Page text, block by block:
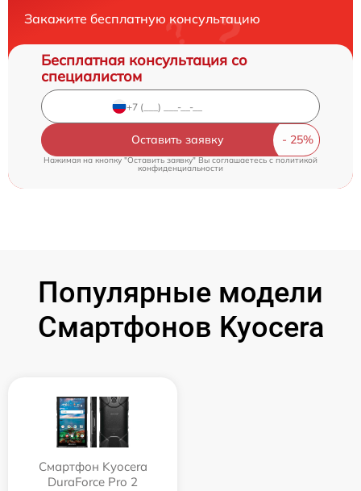
Закажите бесплатную консультацию
Бесплатная консультация со
специалистом
Оставить заявку
Нажимая на кнопку "Оставить заявку" Вы соглашаетесь c политикой
конфиденциальности
Популярные модели
Смартфонов Kyocera
Смартфон Kyocera
DuraForce Pro 2